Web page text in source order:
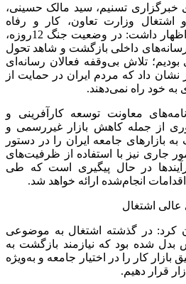
خبرگزاری تسنیم، سید مالک حسینی،
اشتغال وزارت تعاون، کار و رفاه
اجتماعی در نشست خبری اظهار داشت: در وضعیت جنگ 12روزه،
داخلی بازگشت و شاهد تحول
تلاش بی‌وقفه فعالان رسانه‌ای
نشان داد که مردم ایران در حمایت از
خود راه نمی‌دهند.
معاونت توسعه کارآفرینی و
از جمله کاهش بازار غیررسمی و
بازارهای جامعه ایران را در دستور
جاری نیز با استفاده از ظرفیت‌های
در حال پیگیری است که طی
انجام‌شده ارائه خواهد شد.
کرد: در گذشته اشتغال به موضوعی
شده بود که نیازمند بازگشت به
کار را در اختیار جامعه و به‌ویژه
قرار دهیم.